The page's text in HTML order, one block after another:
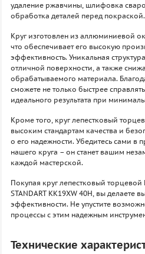
удаление ржавчины, шлифовка
обработка деталей перед покраской.
Круг изготовлен из аллюминиевой
что обеспечивает его высокую
эффективность. Уникальная
отличной поверхности, а также
обрабатываемого материала.
сможете не только быстрее
идеального результата при
Кроме того, круг лепестковый
высоким стандартам качества и
о его надежности. Убедитесь сами в
нашего круга – он станет вашим
каждой мастерской.
Покупая круг лепестковый
STANDART KK19XW 40H, вы делаете
эффективности. Не упустите
процессы с этим надежным
Технические